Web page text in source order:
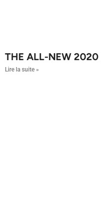
THE ALL-NEW 2020
Lire la suite »